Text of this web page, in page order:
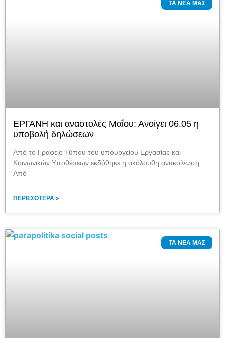
ΤΑ ΝΈΑ ΜΑΣ
ΕΡΓΑΝΗ και αναστολές Μαΐου: Ανοίγει 06.05 η
υποβολή δηλώσεων
Από το Γραφείο Τύπου του υπουργείου Εργασίας και
Κοινωνικών Υποθέσεων εκδόθηκε η ακόλουθη ανακοίνωση:
Από
ΠΕΡΙΣΣΌΤΕΡΑ »
ΤΑ ΝΈΑ ΜΑΣ